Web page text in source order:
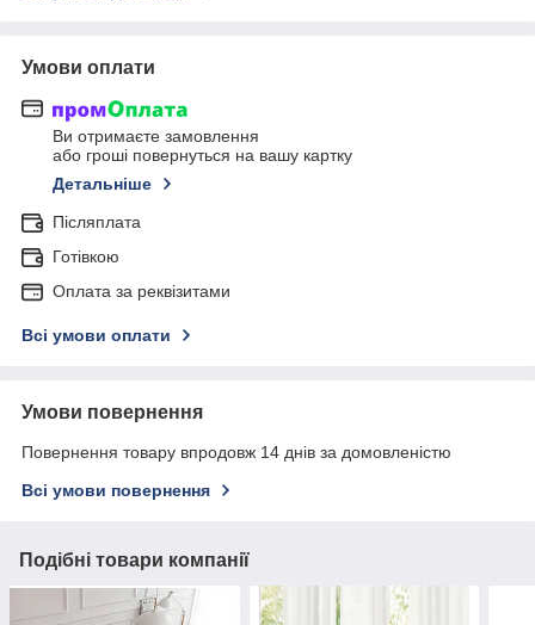
Умови оплати
Ви отримаєте замовлення
або гроші повернуться на вашу картку
Детальніше
Післяплата
Готівкою
Оплата за реквізитами
Всі умови оплати
Умови повернення
Повернення товару впродовж 14 днів за домовленістю
Всі умови повернення
Подібні товари компанії